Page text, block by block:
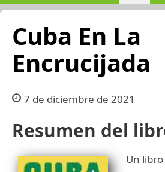
Cuba En La
Encrucijada
7 de diciembre de 2021
Resumen del
Un